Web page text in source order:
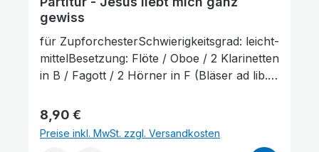
gewiss
für ZupforchesterSchwierigkeitsgrad: leicht-
mittelBesetzung: Flöte / Oboe / 2 Klarinetten
in B / Fagott / 2 Hörner in F (Bläser ad lib.)
KontrabassLieferumfang: Partitur und
Stimmenauszüge, Stimmenauszüge dürfen
als Kopiervorlage verwendet werden. Die
Regulärer Preis:
8,90 €
Preise inkl. MwSt. zzgl. Versandkosten